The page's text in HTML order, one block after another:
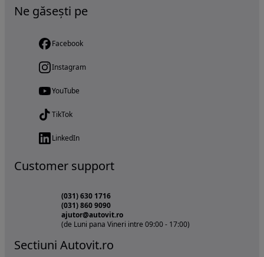
Ne găsești pe
Facebook
Instagram
YouTube
TikTok
LinkedIn
Customer support
(031) 630 1716
(031) 860 9090
ajutor@autovit.ro
(de Luni pana Vineri intre 09:00 - 17:00)
Sectiuni Autovit.ro